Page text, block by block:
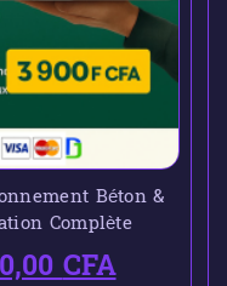
Béton &
Complète
CFA